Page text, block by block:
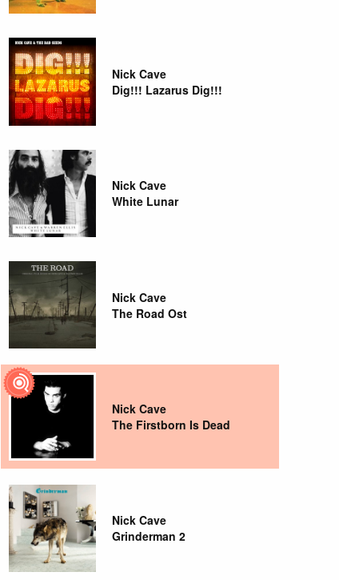
Nick Cave
Dig!!! Lazarus Dig!!!
Nick Cave
White Lunar
Nick Cave
The Road Ost
Nick Cave
The Firstborn Is Dead
Nick Cave
Grinderman 2